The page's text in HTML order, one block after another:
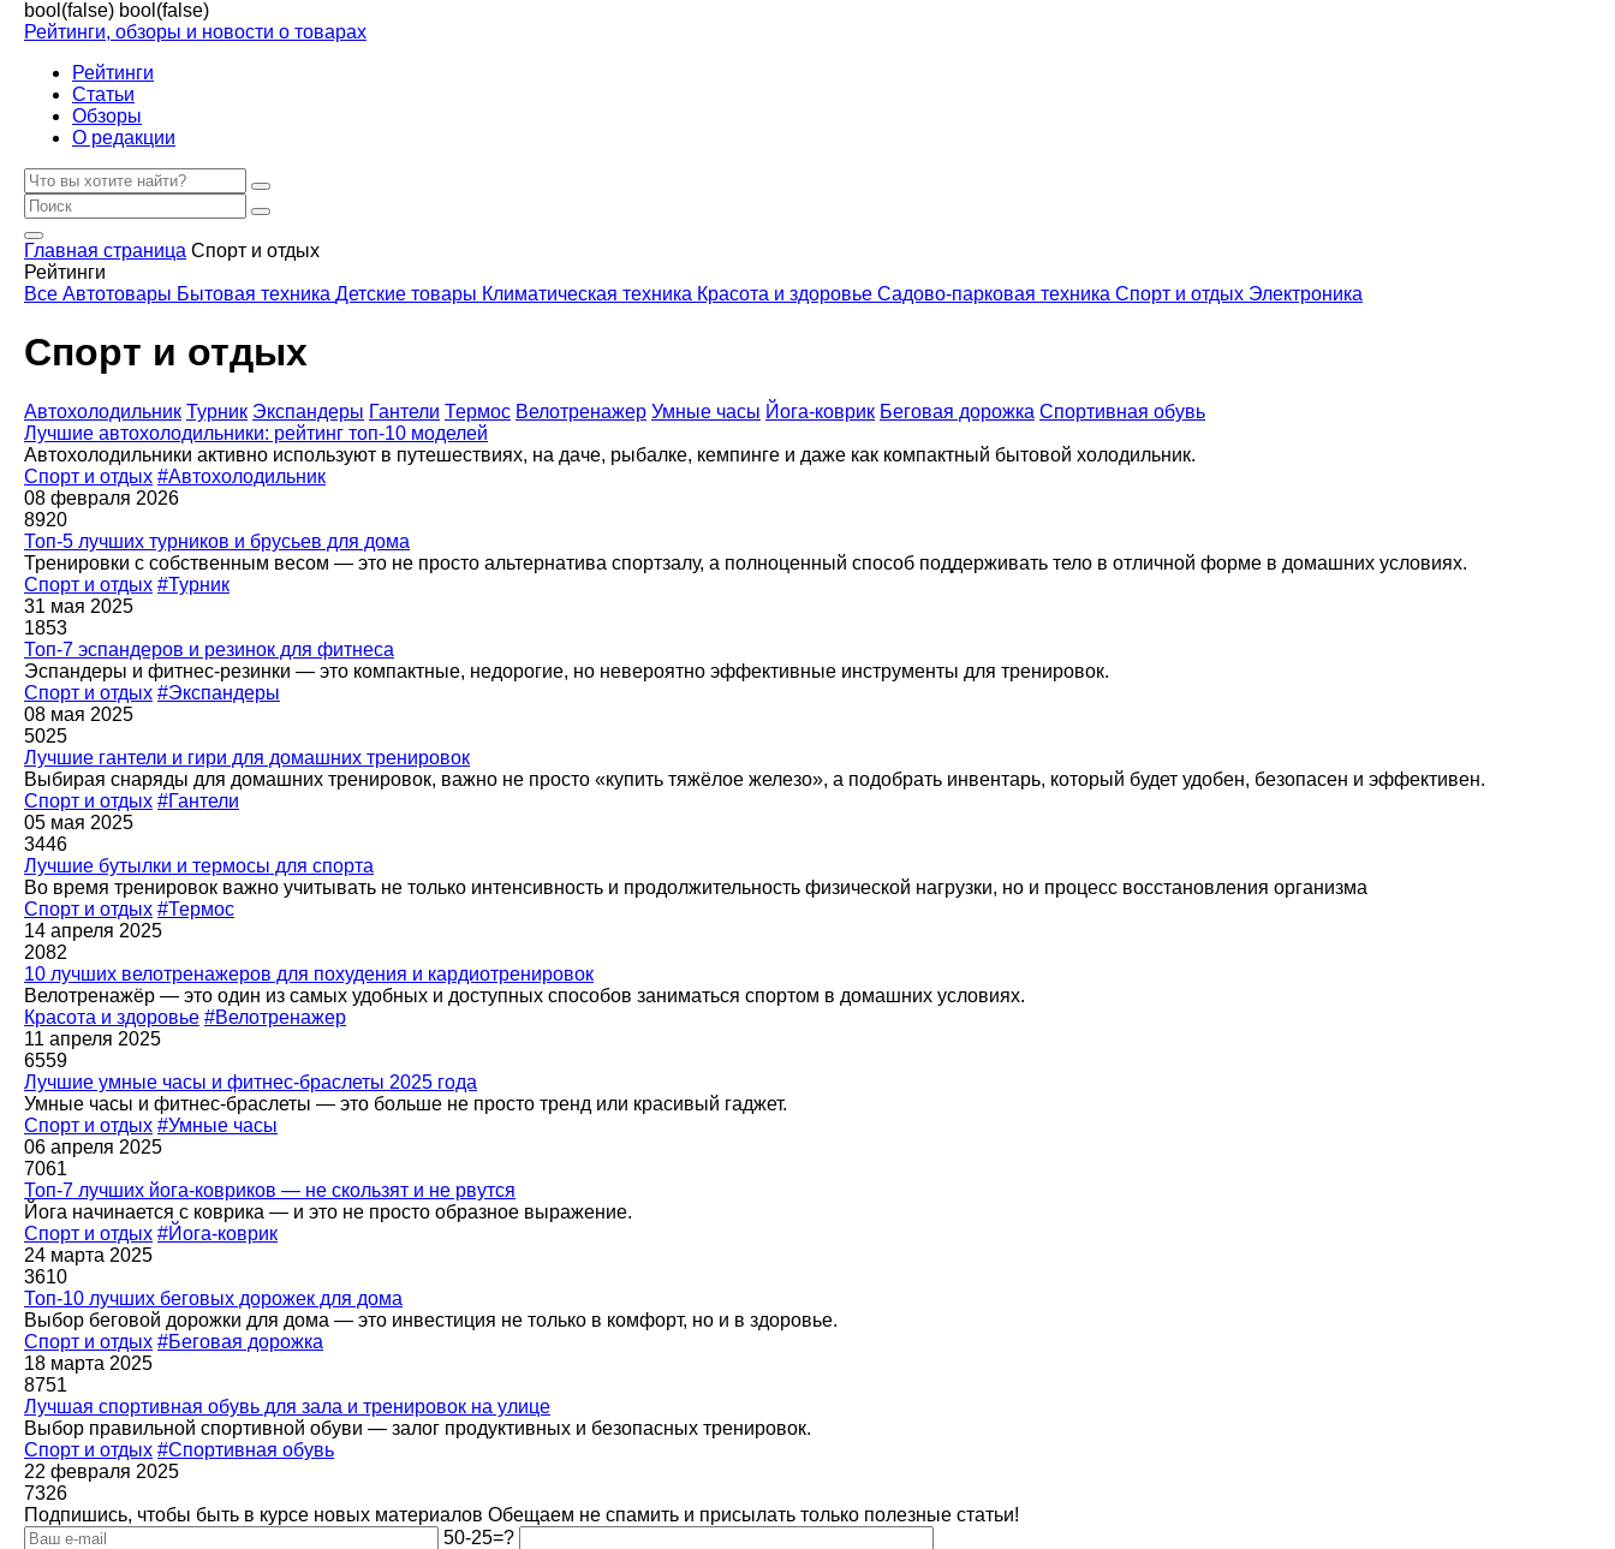
bool(false) bool(false)
Рейтинги, обзоры и новости о товарах
Рейтинги
Статьи
Обзоры
О редакции
Главная страница Спорт и отдых
Рейтинги
Все Автотовары Бытовая техника Детские товары Климатическая техника Красота и здоровье Садово-парковая техника Спорт и отдых Электроника
Спорт и отдых
Автохолодильник Турник Экспандеры Гантели Термос Велотренажер Умные часы Йога-коврик Беговая дорожка Спортивная обувь
Лучшие автохолодильники: рейтинг топ-10 моделей
Автохолодильники активно используют в путешествиях, на даче, рыбалке, кемпинге и даже как компактный бытовой холодильник.
Спорт и отдых #Автохолодильник
08 февраля 2026
8920
Топ-5 лучших турников и брусьев для дома
Тренировки с собственным весом — это не просто альтернатива спортзалу, а полноценный способ поддерживать тело в отличной форме в домашних условиях.
Спорт и отдых #Турник
31 мая 2025
1853
Топ-7 эспандеров и резинок для фитнеса
Эспандеры и фитнес-резинки — это компактные, недорогие, но невероятно эффективные инструменты для тренировок.
Спорт и отдых #Экспандеры
08 мая 2025
5025
Лучшие гантели и гири для домашних тренировок
Выбирая снаряды для домашних тренировок, важно не просто «купить тяжёлое железо», а подобрать инвентарь, который будет удобен, безопасен и эффективен.
Спорт и отдых #Гантели
05 мая 2025
3446
Лучшие бутылки и термосы для спорта
Во время тренировок важно учитывать не только интенсивность и продолжительность физической нагрузки, но и процесс восстановления организма
Спорт и отдых #Термос
14 апреля 2025
2082
10 лучших велотренажеров для похудения и кардиотренировок
Велотренажёр — это один из самых удобных и доступных способов заниматься спортом в домашних условиях.
Красота и здоровье #Велотренажер
11 апреля 2025
6559
Лучшие умные часы и фитнес-браслеты 2025 года
Умные часы и фитнес-браслеты — это больше не просто тренд или красивый гаджет.
Спорт и отдых #Умные часы
06 апреля 2025
7061
Топ-7 лучших йога-ковриков — не скользят и не рвутся
Йога начинается с коврика — и это не просто образное выражение.
Спорт и отдых #Йога-коврик
24 марта 2025
3610
Топ-10 лучших беговых дорожек для дома
Выбор беговой дорожки для дома — это инвестиция не только в комфорт, но и в здоровье.
Спорт и отдых #Беговая дорожка
18 марта 2025
8751
Лучшая спортивная обувь для зала и тренировок на улице
Выбор правильной спортивной обуви — залог продуктивных и безопасных тренировок.
Спорт и отдых #Спортивная обувь
22 февраля 2025
7326
Подпишись, чтобы быть в курсе новых материалов Обещаем не спамить и присылать только полезные статьи!
50-25=?